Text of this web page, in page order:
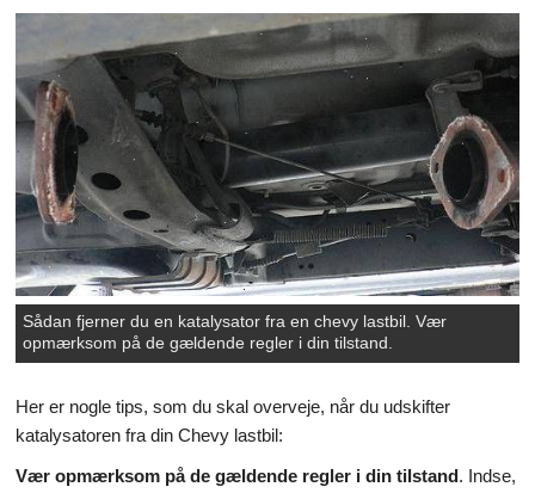
Sådan fjerner du en katalysator fra en chevy lastbil. Vær
opmærksom på de gældende regler i din tilstand.
Her er nogle tips, som du skal overveje, når du udskifter
katalysatoren fra din Chevy lastbil:
Vær opmærksom på de gældende regler i din tilstand. Indse,